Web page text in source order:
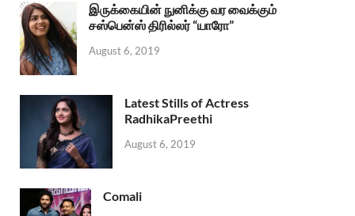
இருக்கையின் நுனிக்கு வர வைக்கும்
சஸ்பென்ஸ் திரில்லர் “யாரோ”
August 6, 2019
Latest Stills of Actress
RadhikaPreethi
August 6, 2019
Comali